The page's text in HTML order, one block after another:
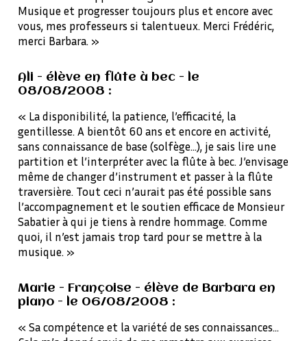
Musique et progresser toujours plus et encore avec
vous, mes professeurs si talentueux. Merci Frédéric,
merci Barbara. »
Ali - élève en flûte à bec - le
08/08/2008 :
« La disponibilité, la patience, l’efficacité, la
gentillesse. A bientôt 60 ans et encore en activité,
sans connaissance de base (solfège…), je sais lire une
partition et l’interpréter avec la flûte à bec. J’envisage
même de changer d’instrument et passer à la flûte
traversière. Tout ceci n’aurait pas été possible sans
l’accompagnement et le soutien efficace de Monsieur
Sabatier à qui je tiens à rendre hommage. Comme
quoi, il n’est jamais trop tard pour se mettre à la
musique. »
Marie - Françoise - élève de Barbara en
piano - le 06/08/2008 :
« Sa compétence et la variété de ses connaissances…